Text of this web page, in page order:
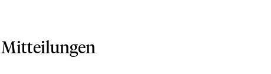
Mitteilungen